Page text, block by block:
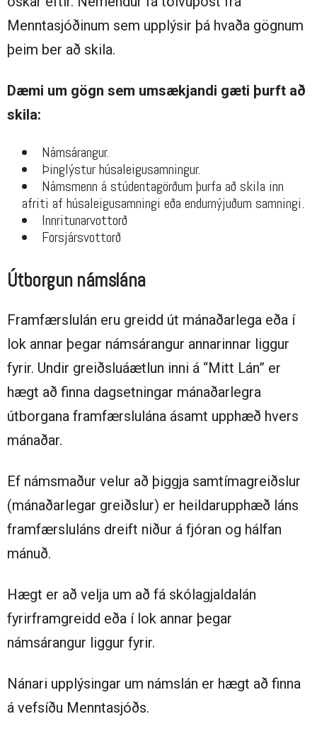
Menntasjóðinum sem upplýsir þá hvaða gögnum
þeim ber að skila.
Dæmi um gögn sem umsækjandi gæti þurft að
skila:
Námsárangur.
Þinglýstur húsaleigusamningur.
Námsmenn á stúdentagörðum þurfa að skila inn
afriti af húsaleigusamningi eða endurnýjuðum samningi.
Innritunarvottorð
Forsjársvottorð
Útborgun námslána
Framfærslulán eru greidd út mánaðarlega eða í
lok annar þegar námsárangur annarinnar liggur
fyrir. Undir greiðsluáætlun inni á “Mitt Lán” er
hægt að finna dagsetningar mánaðarlegra
útborgana framfærslulána ásamt upphæð hvers
mánaðar.
Ef námsmaður velur að þiggja samtímagreiðslur
(mánaðarlegar greiðslur) er heildarupphæð láns
framfærsluláns dreift niður á fjóran og hálfan
mánuð.
Hægt er að velja um að fá skólagjaldalán
fyrirframgreidd eða í lok annar þegar
námsárangur liggur fyrir.
Nánari upplýsingar um námslán er hægt að finna
á vefsíðu Menntasjóðs.